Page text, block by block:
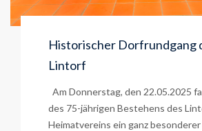
Historischer Dorfrundgang
Lintorf
Am Donnerstag, den 22.05.2025
des 75-jährigen Bestehens des
Heimatvereins ein ganz besonderer